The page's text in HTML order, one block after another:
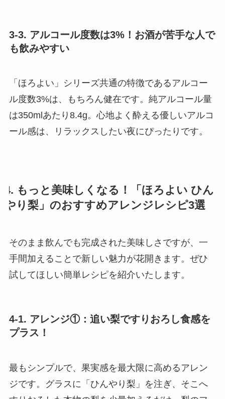
3-3. アルコール度数は3%！お酒が苦手な人で
も飲みやすい
「ほろよい」シリーズ共通の特徴であるアルコー
ル度数3%は、もちろん健在です。純アルコール量
は350mlあたり8.4g。心地よく酔える優しいアルコ
ール感は、リラックスしたい夜にぴったりです。
4. もっと美味しくなる！「ほろよい ひん
やり梨」のおすすめアレンジレシピ3選
そのまま飲んでも完成された美味しさですが、一
手間加えることで新しい魅力が花開きます。ぜひ
試してほしい簡単レシピを紹介いたします。
4-1. アレンジ①：追い梨ですりおろし食感を
プラス！
最もシンプルで、果実感を最大限に高めるアレン
ジです。グラスに「ひんやり梨」を注ぎ、そこへ